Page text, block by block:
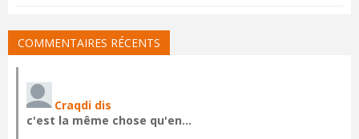
COMMENTAIRES RÉCENTS
Craqdi dis
c'est la même chose qu'en…